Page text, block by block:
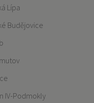
Lípa
Budějovice
IV-Podmokly